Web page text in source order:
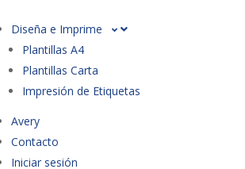
Diseña e Imprime
Plantillas A4
Plantillas Carta
Impresión de Etiquetas
Avery
Contacto
Iniciar sesión